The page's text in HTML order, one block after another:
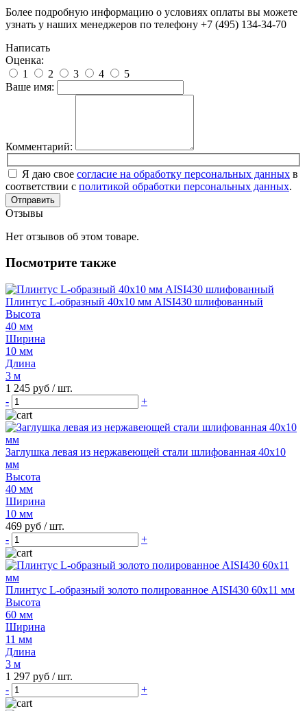
Более подробную информацию о условиях оплаты вы можете
узнать у наших менеджеров по телефону +7 (495) 134-34-70
Написать
Оценка:
1
2 3 4
5
Ваше имя:
Комментарий:
Я даю свое согласие на обработку персональных данных в
соответствии с политикой обработки персональных данных.
Отправить
Отзывы
Нет отзывов об этом товаре.
Посмотрите также
Плинтус L-образный 40х10 мм AISI430 шлифованный
Высота
40 мм
Ширина
10 мм
Длина
3 м
1 245 руб / шт.
-
+
Заглушка левая из нержавеющей стали шлифованная 40х10
мм
Высота
40 мм
Ширина
10 мм
469 руб / шт.
-
+
Плинтус L-образный золото полированное AISI430 60х11 мм
Высота
60 мм
Ширина
11 мм
Длина
3 м
1 297 руб / шт.
-
+